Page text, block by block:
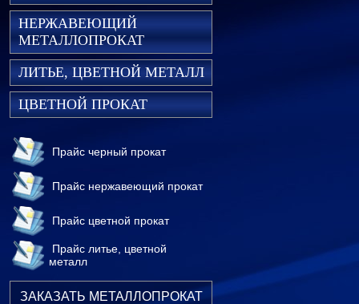
НЕРЖАВЕЮЩИЙ
МЕТАЛЛОПРОКАТ
ЛИТЬЕ, ЦВЕТНОЙ МЕТАЛЛ
ЦВЕТНОЙ ПРОКАТ
Прайс черный прокат
Прайс нержавеющий прокат
Прайс цветной прокат
Прайс литье, цветной
металл
ЗАКАЗАТЬ МЕТАЛЛОПРОКАТ